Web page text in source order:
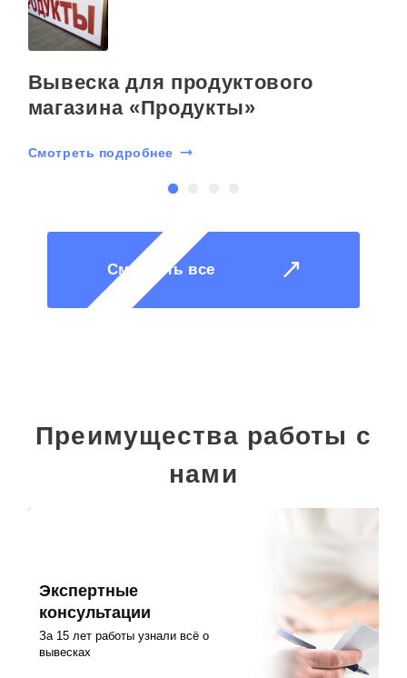
Вывеска для продуктового
магазина «Продукты»
Смотреть подробнее
Смотреть все
Преимущества работы с
нами
Экспертные
консультации
За 15 лет работы узнали всё о
вывесках